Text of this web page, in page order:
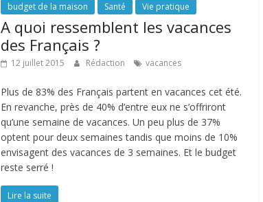
budget de la maison Santé Vie pratique
A quoi ressemblent les vacances
des Français ?
12 juillet 2015 Rédaction vacances
Plus de 83% des Français partent en vacances cet été.
En revanche, près de 40% d’entre eux ne s’offriront
qu’une semaine de vacances. Un peu plus de 37%
optent pour deux semaines tandis que moins de 10%
envisagent des vacances de 3 semaines. Et le budget
reste serré !
Lire la suite